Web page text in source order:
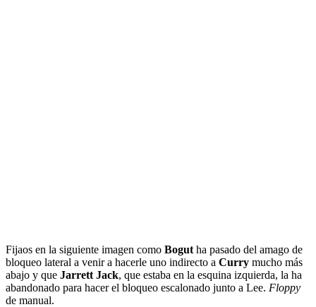
Fijaos en la siguiente imagen como Bogut ha pasado del amago de
bloqueo lateral a venir a hacerle uno indirecto a Curry mucho más
abajo y que Jarrett Jack, que estaba en la esquina izquierda, la ha
abandonado para hacer el bloqueo escalonado junto a Lee. Floppy
de manual.